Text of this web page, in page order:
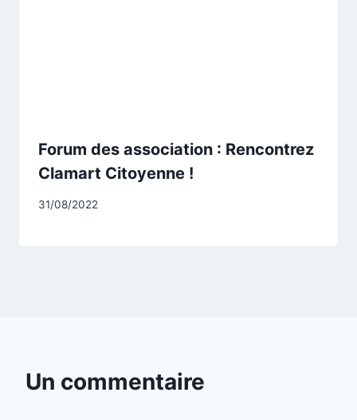
Forum des association : Rencontrez
Clamart Citoyenne !
Par
31/08/2022
Un commentaire